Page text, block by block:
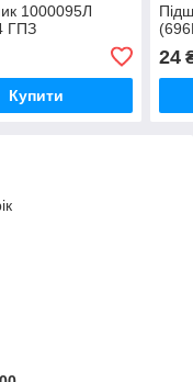
1000095Л
ГПЗ
Купити
24